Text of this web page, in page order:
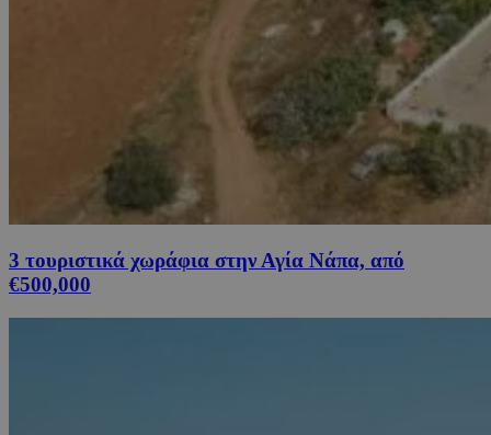
3 τουριστικά χωράφια στην Αγία Νάπα, από
€500,000